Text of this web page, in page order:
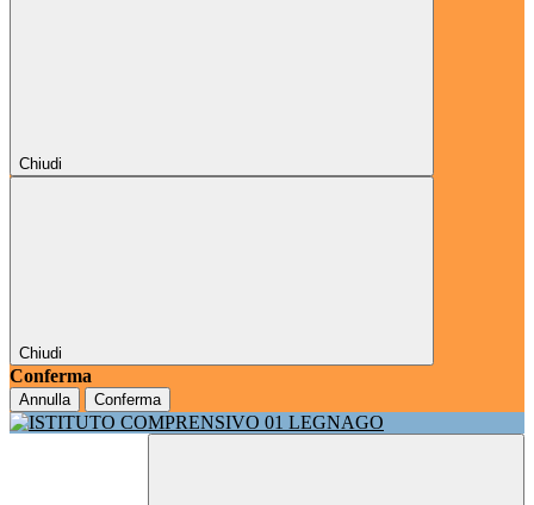
Chiudi
Chiudi
Conferma
Annulla Conferma